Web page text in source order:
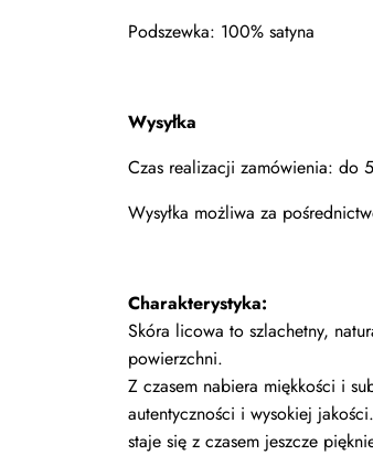
Podszewka: 100% satyna
Wysyłka
Czas realizacji zamówienia: do
Wysyłka możliwa za
Charakterystyka:
Skóra licowa to szlachetny,
powierzchni.
Z czasem nabiera miękkości i
autentyczności i wysokiej
staje się z czasem jeszcze